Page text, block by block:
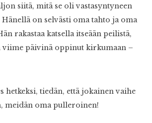
siitä, mitä se oli vastasyntyneen
on selvästi oma tahto ja oma
rakastaa katsella itseään peilistä,
viime päivinä oppinut kirkumaan –
tiedän, että jokainen vaihe
meidän oma pulleroinen!